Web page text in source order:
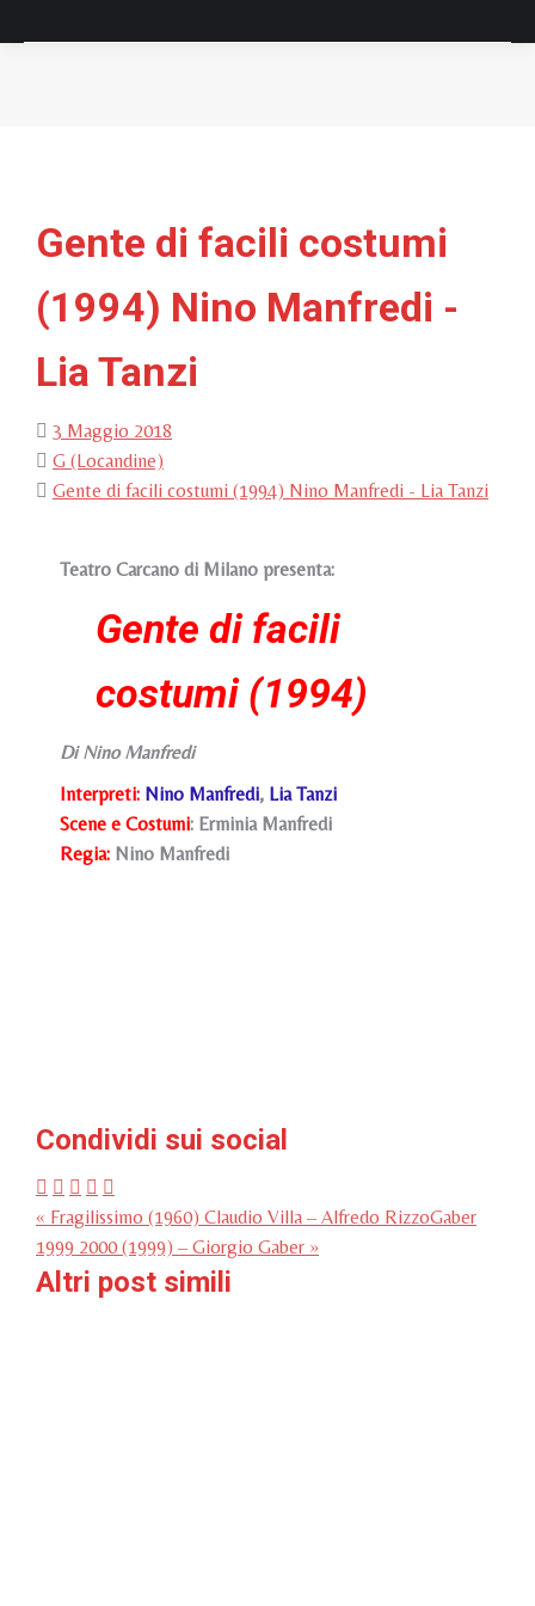
Gente di facili costumi
(1994) Nino Manfredi -
Lia Tanzi
3 Maggio 2018
G (Locandine)
Gente di facili costumi (1994) Nino Manfredi - Lia Tanzi
Teatro Carcano di Milano presenta:
Gente di facili
costumi (1994)
Di Nino Manfredi
Interpreti: Nino Manfredi, Lia Tanzi
Scene e Costumi: Erminia Manfredi
Regia: Nino Manfredi
Condividi sui social
« Fragilissimo (1960) Claudio Villa – Alfredo RizzoGaber
1999 2000 (1999) – Giorgio Gaber »
Altri post simili